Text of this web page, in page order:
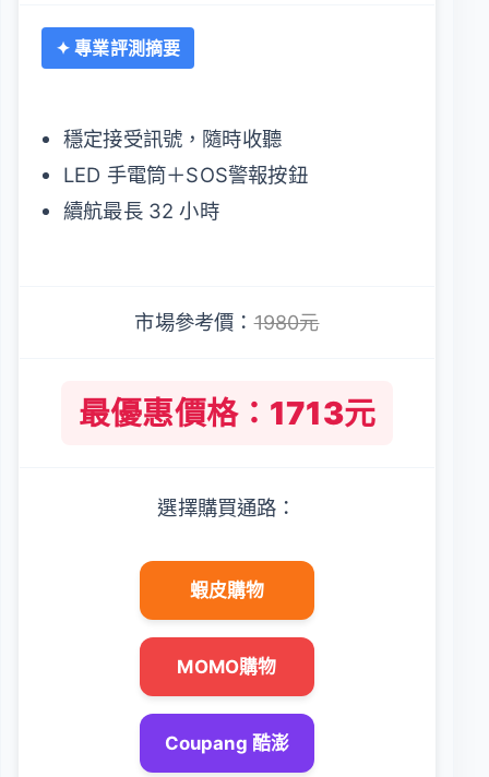
✦ 專業評測摘要
穩定接受訊號，隨時收聽
LED 手電筒＋SOS警報按鈕
續航最長 32 小時
市場參考價：1980元
最優惠價格：1713元
選擇購買通路：
蝦皮購物
MOMO購物
Coupang 酷澎